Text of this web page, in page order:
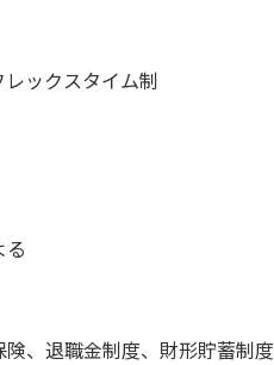
ックスタイム制
、退職金制度、財形貯蓄制